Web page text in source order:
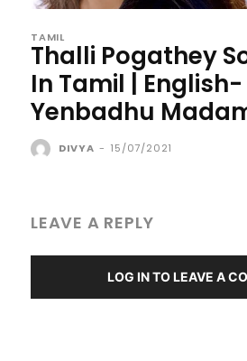
TAMIL
Thalli Pogathey
In Tamil |
Yenbadhu
DIVYA - 15/07/2021
LEAVE A REPLY
LOG IN TO LEAVE A